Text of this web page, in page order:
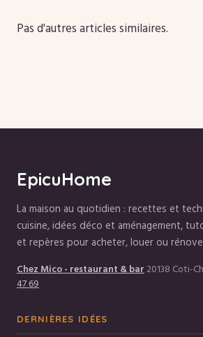
Pas d'autres articles similaires.
EpicuHome
La maison au quotidien : recettes et
cuisine, idées déco et aménagement,
et repères pour acheter, louer ou
Chez Mico - restaurant & bar20138 Coti-
47 69
DERNIÈRES IDÉES